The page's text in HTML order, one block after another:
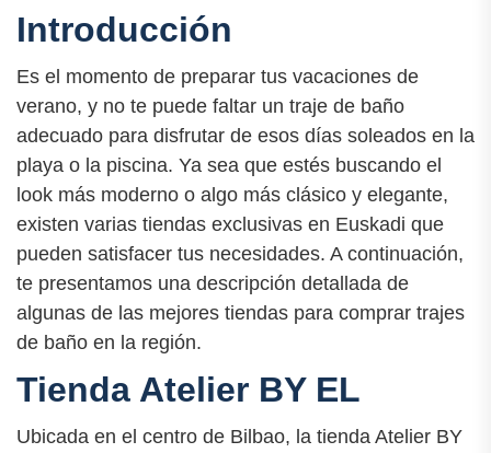
Introducción
Es el momento de preparar tus vacaciones de
verano, y no te puede faltar un traje de baño
adecuado para disfrutar de esos días soleados en la
playa o la piscina. Ya sea que estés buscando el
look más moderno o algo más clásico y elegante,
existen varias tiendas exclusivas en Euskadi que
pueden satisfacer tus necesidades. A continuación,
te presentamos una descripción detallada de
algunas de las mejores tiendas para comprar trajes
de baño en la región.
Tienda Atelier BY EL
Ubicada en el centro de Bilbao, la tienda Atelier BY